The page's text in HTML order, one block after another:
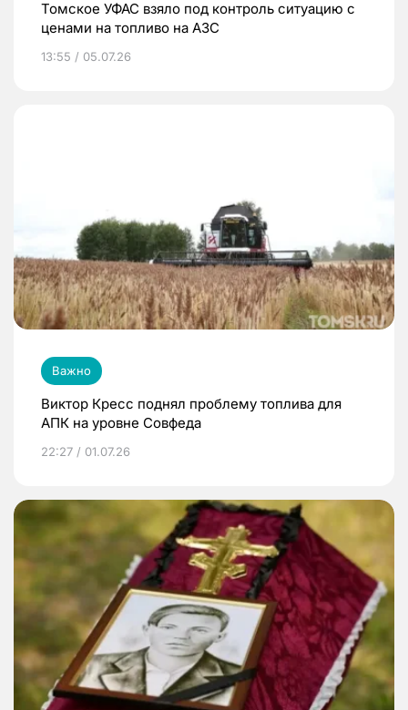
Томское УФАС взяло под контроль ситуацию с
ценами на топливо на АЗС
13:55 / 05.07.26
Важно
Виктор Кресс поднял проблему топлива для
АПК на уровне Совфеда
22:27 / 01.07.26